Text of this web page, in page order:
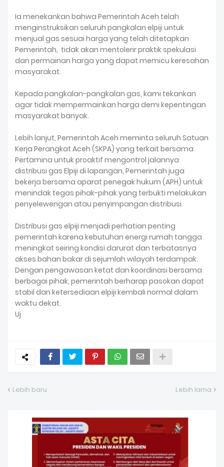
Ia menekankan bahwa Pemerintah Aceh telah
menginstruksikan seluruh pangkalan elpiji untuk
menjual gas sesuai harga yang telah ditetapkan
Pemerintah, tidak akan mentolerir praktik spekulasi
dan permainan harga yang dapat memicu keresahan
masyarakat.
Kepada pangkalan-pangkalan gas, kami tekankan
agar tidak mempermainkan harga demi kepentingan
masyarakat banyak.
Lebih lanjut, Pemerintah Aceh meminta seluruh Satuan
Kerja Perangkat Aceh (SKPA) yang terkait bersama
Pertamina untuk proaktif mengontrol jalannya
distribusi gas Elpiji di lapangan, Pemerintah juga
bekerja bersama aparat penegak hukum (APH) untuk
menindak tegas pihak-pihak yang terbukti melakukan
penyelewengan atau penyimpangan distribusi.
Distribusi gas elpiji menjadi perhatian penting
pemerintah karena kebutuhan energi rumah tangga
meningkat seiring kondisi darurat dan terbatasnya
akses bahan bakar di sejumlah wilayah terdampak.
Dengan pengawasan ketat dan koordinasi bersama
berbagai pihak, pemerintah berharap pasokan dapat
stabil dan ketersediaan elpiji kembali normal dalam
waktu dekat.
Uj
Lebih baru Lebih lama